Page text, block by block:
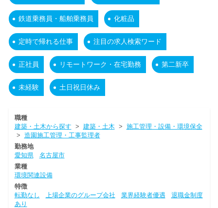
鉄道乗務員・船舶乗務員 化粧品
定時で帰れる仕事 注目の求人検索ワード
正社員 リモートワーク・在宅勤務 第二新卒
未経験 土日祝日休み
職種
建築・土木から探す > 建築・土木 > 施工管理・設備・環境保全
> 造園施工管理・工事監理者
勤務地
愛知県
名古屋市
業種
環境関連設備
特徴
転勤なし
上場企業のグループ会社 業界経験者優遇
退職金制度
あり